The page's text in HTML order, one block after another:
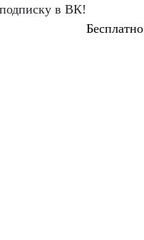
в ВК!
Бесплатно